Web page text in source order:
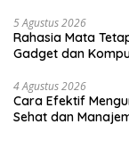
5 Agustus 2026
Rahasia Mata
Gadget dan
4 Agustus 2026
Cara Efektif
Sehat dan